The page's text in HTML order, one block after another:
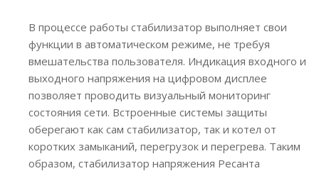
В процессе работы стабилизатор выполняет свои
функции в автоматическом режиме, не требуя
вмешательства пользователя. Индикация входного и
выходного напряжения на цифровом дисплее
позволяет проводить визуальный мониторинг
состояния сети. Встроенные системы защиты
оберегают как сам стабилизатор, так и котел от
коротких замыканий, перегрузок и перегрева. Таким
образом, стабилизатор напряжения Ресанта